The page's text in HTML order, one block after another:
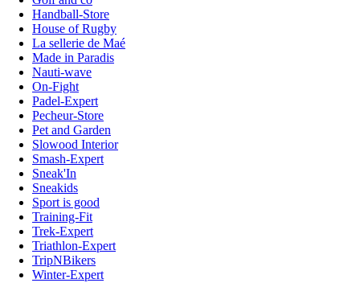
Handball-Store
House of Rugby
La sellerie de Maé
Made in Paradis
Nauti-wave
On-Fight
Padel-Expert
Pecheur-Store
Pet and Garden
Slowood Interior
Smash-Expert
Sneak'In
Sneakids
Sport is good
Training-Fit
Trek-Expert
Triathlon-Expert
TripNBikers
Winter-Expert